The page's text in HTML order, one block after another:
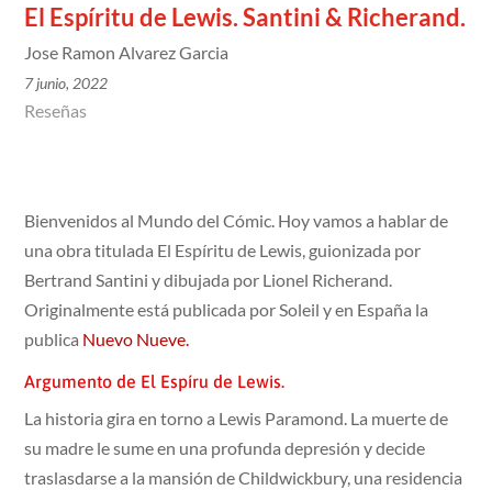
El Espíritu de Lewis. Santini & Richerand.
Jose Ramon Alvarez Garcia
7 junio, 2022
Reseñas
Bienvenidos al Mundo del Cómic. Hoy vamos a hablar de
una obra titulada El Espíritu de Lewis, guionizada por
Bertrand Santini y dibujada por Lionel Richerand.
Originalmente está publicada por Soleil y en España la
publica Nuevo Nueve.
Argumento de El Espíru de Lewis.
La historia gira en torno a Lewis Paramond. La muerte de
su madre le sume en una profunda depresión y decide
traslasdarse a la mansión de Childwickbury, una residencia